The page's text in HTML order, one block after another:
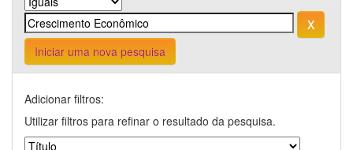
Iniciar uma nova pesquisa
Adicionar filtros:
Utilizar filtros para refinar o resultado da pesquisa.